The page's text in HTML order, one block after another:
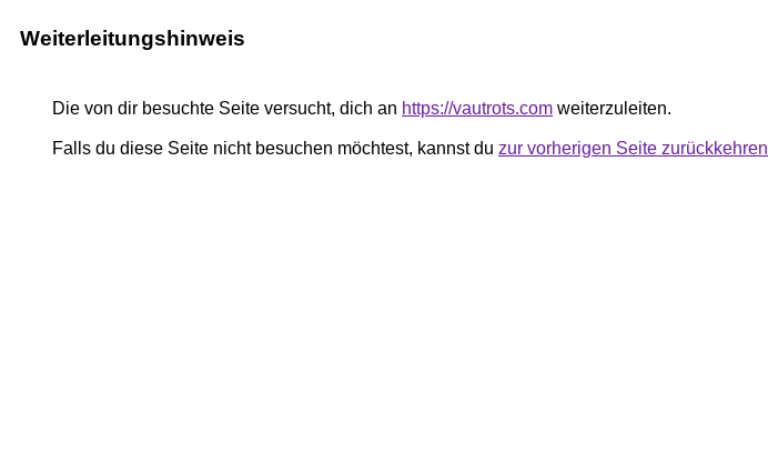
Weiterleitungshinweis
Die von dir besuchte Seite versucht, dich an https://vautrots.com weiterzuleiten.
Falls du diese Seite nicht besuchen möchtest, kannst du zur vorherigen Seite zurückkehren